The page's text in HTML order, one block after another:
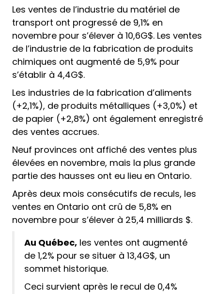
Les ventes de l’industrie du matériel de
transport ont progressé de 9,1% en
novembre pour s’élever à 10,6G$. Les ventes
de l’industrie de la fabrication de produits
chimiques ont augmenté de 5,9% pour
s’établir à 4,4G$.
Les industries de la fabrication d’aliments
(+2,1%), de produits métalliques (+3,0%) et
de papier (+2,8%) ont également enregistré
des ventes accrues.
Neuf provinces ont affiché des ventes plus
élevées en novembre, mais la plus grande
partie des hausses ont eu lieu en Ontario.
Après deux mois consécutifs de reculs, les
ventes en Ontario ont crû de 5,8% en
novembre pour s’élever à 25,4 milliards $.
Au Québec, les ventes ont augmenté
de 1,2% pour se situer à 13,4G$, un
sommet historique.
Ceci survient après le recul de 0,4%